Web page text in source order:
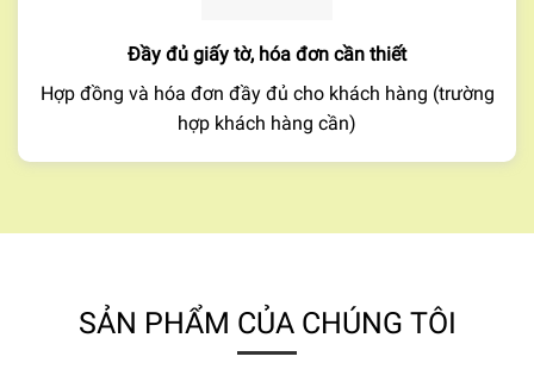
Đầy đủ giấy tờ, hóa đơn cần thiết
Hợp đồng và hóa đơn đầy đủ cho khách hàng (trường
hợp khách hàng cần)
SẢN PHẨM CỦA CHÚNG TÔI